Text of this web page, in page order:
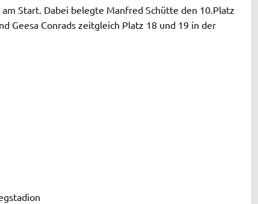
Start. Dabei belegte Manfred Schütte den 10.Platz
Geesa Conrads zeitgleich Platz 18 und 19 in der